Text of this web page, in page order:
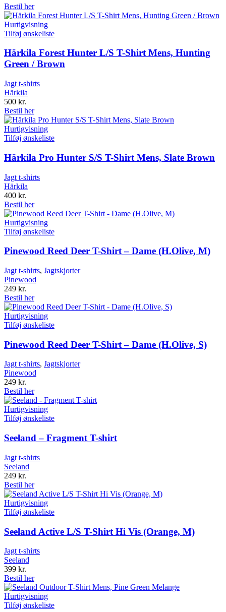
Bestil her
Hurtigvisning
Tilføj ønskeliste
Härkila Forest Hunter L/S T-Shirt Mens, Hunting
Green / Brown
Jagt t-shirts
Härkila
500 kr.
Bestil her
Hurtigvisning
Tilføj ønskeliste
Härkila Pro Hunter S/S T-Shirt Mens, Slate Brown
Jagt t-shirts
Härkila
400 kr.
Bestil her
Hurtigvisning
Tilføj ønskeliste
Pinewood Reed Deer T-Shirt – Dame (H.Olive, M)
Jagt t-shirts, Jagtskjorter
Pinewood
249 kr.
Bestil her
Hurtigvisning
Tilføj ønskeliste
Pinewood Reed Deer T-Shirt – Dame (H.Olive, S)
Jagt t-shirts, Jagtskjorter
Pinewood
249 kr.
Bestil her
Hurtigvisning
Tilføj ønskeliste
Seeland – Fragment T-shirt
Jagt t-shirts
Seeland
249 kr.
Bestil her
Hurtigvisning
Tilføj ønskeliste
Seeland Active L/S T-Shirt Hi Vis (Orange, M)
Jagt t-shirts
Seeland
399 kr.
Bestil her
Hurtigvisning
Tilføj ønskeliste